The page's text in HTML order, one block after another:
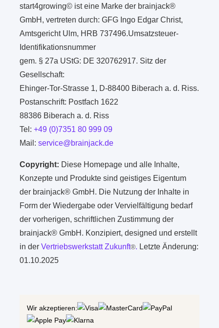
start4growing© ist eine Marke der brainjack®
GmbH, vertreten durch: GFG Ingo Edgar Christ,
Amtsgericht Ulm, HRB 737496.Umsatzsteuer-
Identifikationsnummer
gem. § 27a UStG: DE 320762917. Sitz der
Gesellschaft:
Ehinger-Tor-Strasse 1, D-88400 Biberach a. d. Riss.
Postanschrift: Postfach 1622
88386 Biberach a. d. Riss
Tel:+49 (0)7351 80 999 09
Mail:service@brainjack.de
Copyright: Diese Homepage und alle Inhalte,
Konzepte und Produkte sind geistiges Eigentum
der brainjack® GmbH. Die Nutzung der Inhalte in
Form der Wiedergabe oder Vervielfältigung bedarf
der vorherigen, schriftlichen Zustimmung der
brainjack® GmbH. Konzipiert, designed und erstellt
in derVertriebswerkstatt Zukunft®. Letzte Änderung:
01.10.2025
Wir akzeptieren: